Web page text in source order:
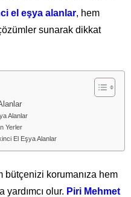
el eşya alanlar, hem
sunarak dikkat
Alanlar
Yerler
El Eşya Alanlar
bütçenizi korumanıza hem
yardımcı olur. Piri Mehmet